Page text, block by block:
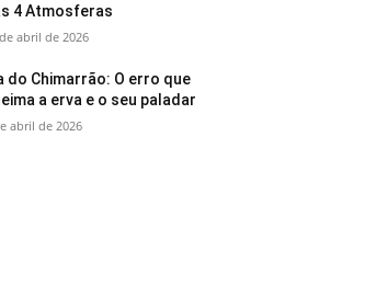
4 Atmosferas
abril de 2026
do Chimarrão: O erro que
a erva e o seu paladar
abril de 2026